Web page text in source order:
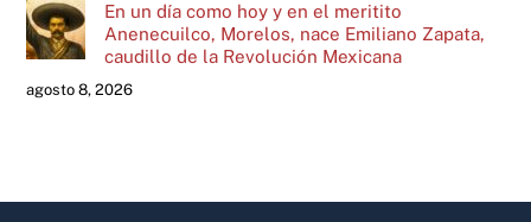
En un día como hoy y en el meritito
Anenecuilco, Morelos, nace Emiliano Zapata,
caudillo de la Revolución Mexicana
agosto 8, 2026